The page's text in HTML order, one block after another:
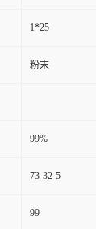
1*25
粉末
99%
73-32-5
99